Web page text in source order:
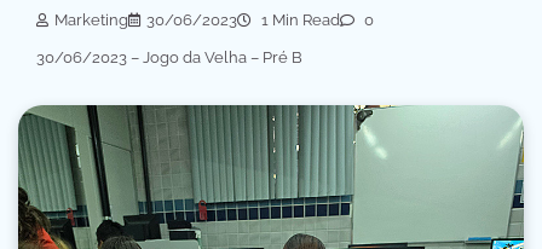
Marketing 30/06/2023 1 Min Read 0
30/06/2023 – Jogo da Velha – Pré B